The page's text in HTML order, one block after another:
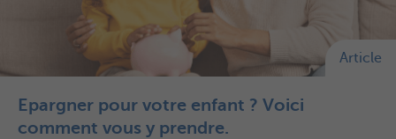
Article
Epargner pour votre enfant ? Voici
comment vous y prendre.